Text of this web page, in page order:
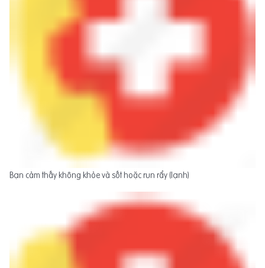
Bạn cảm thấy không khỏe và sốt hoặc run rẩy (lạnh)